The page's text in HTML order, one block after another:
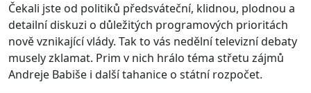
Čekali jste od politiků předsváteční, klidnou, plodnou a
detailní diskuzi o důležitých programových prioritách
nově vznikající vlády. Tak to vás nedělní televizní debaty
musely zklamat. Prim v nich hrálo téma střetu zájmů
Andreje Babiše i další tahanice o státní rozpočet.